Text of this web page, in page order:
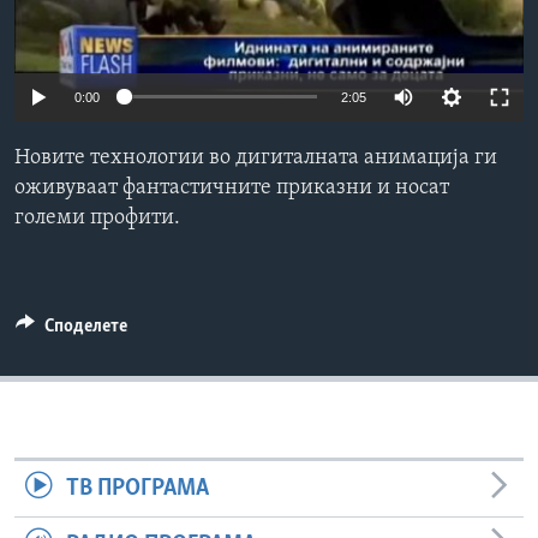
ИНТЕРВЈУА
Јазици
0:00 2:05
Новите технологии во дигиталната анимација ги
оживуваат фантастичните приказни и носат
големи профити.
Споделете
ТВ ПРОГРАМА